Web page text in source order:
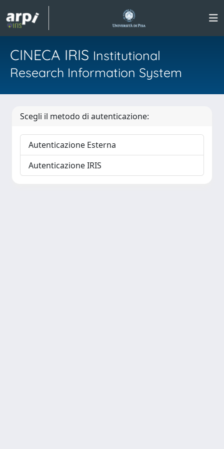
CINECA IRIS Institutional
Research Information System
Scegli il metodo di autenticazione:
Autenticazione Esterna
Autenticazione IRIS